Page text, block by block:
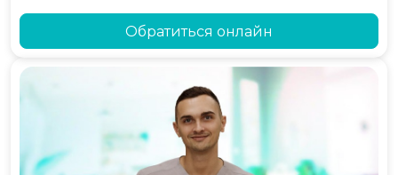
Обратиться онлайн